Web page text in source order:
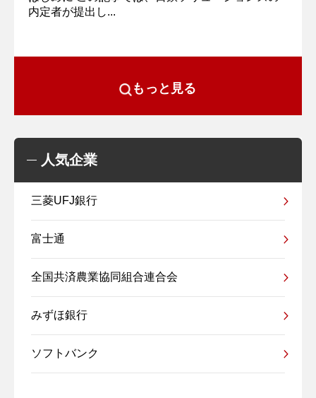
内定者が提出し...
もっと見る
人気企業
三菱UFJ銀行
富士通
全国共済農業協同組合連合会
みずほ銀行
ソフトバンク